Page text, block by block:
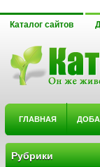
Каталог сайтов
ГЛАВНАЯ
Рубрики